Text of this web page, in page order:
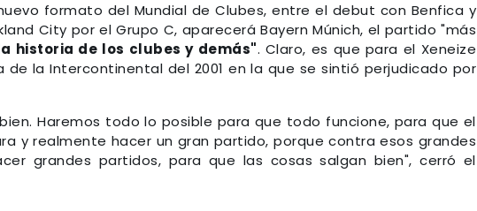
formato del Mundial de Clubes, entre el debut con Benfica y
City por el Grupo C, aparecerá Bayern Múnich, el partido "más
historia de los clubes y demás". Claro, es que para el Xeneize
de la Intercontinental del 2001 en la que se sintió perjudicado por
Haremos todo lo posible para que todo funcione, para que el
y realmente hacer un gran partido, porque contra esos grandes
grandes partidos, para que las cosas salgan bien", cerró el